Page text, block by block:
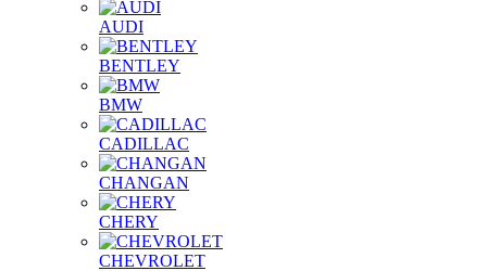
AUDI
BENTLEY
BMW
CADILLAC
CHANGAN
CHERY
CHEVROLET